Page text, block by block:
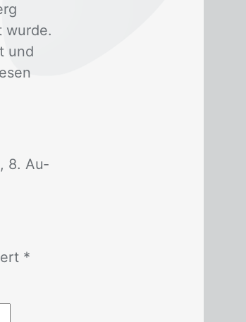
wur­de.
und
8. Au­
*